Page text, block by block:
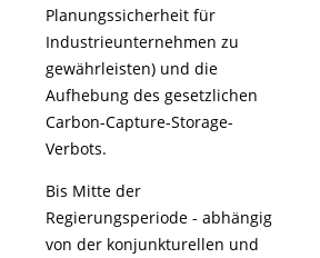
Planungssicherheit für
Industrieunternehmen zu
gewährleisten) und die
Aufhebung des gesetzlichen
Carbon-Capture-Storage-
Verbots.
Bis Mitte der
Regierungsperiode - abhängig
von der konjunkturellen und